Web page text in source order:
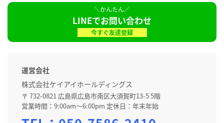
LINEでお問い合わせ
今すぐ友達登録
運営会社
株式会社ケイアイホールディングス
〒 732-0821 広島県広島市南区大須賀町13-5 5階
営業時間：9:00am～6:00pm 定休日：年末年始